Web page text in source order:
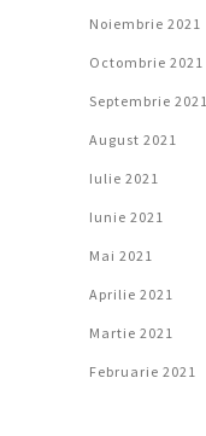
Noiembrie 2021
Octombrie 2021
Septembrie 2021
August 2021
Iulie 2021
Iunie 2021
Mai 2021
Aprilie 2021
Martie 2021
Februarie 2021